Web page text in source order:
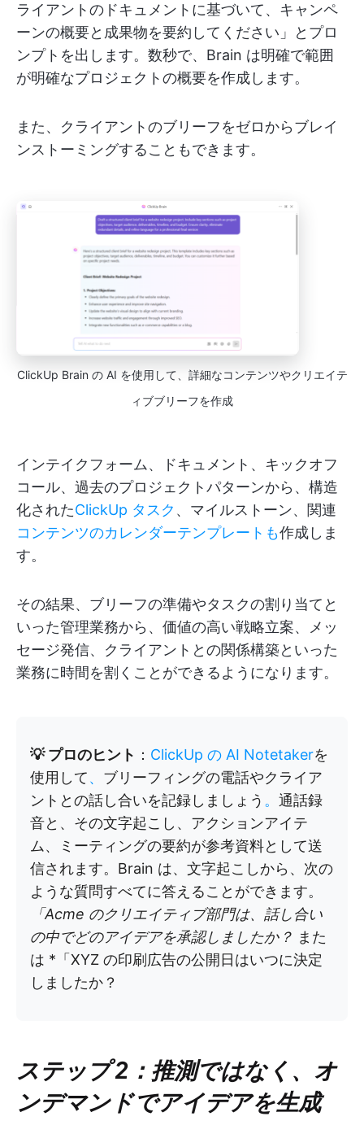
ライアントのドキュメントに基づいて、キャンペ
ーンの概要と成果物を要約してください」とプロ
ンプトを出します。数秒で、Brain は明確で範囲
が明確なプロジェクトの概要を作成します。
また、クライアントのブリーフをゼロからブレイ
ンストーミングすることもできます。
ClickUp Brain の AI を使用して、詳細なコンテンツやクリエイテ
ィブブリーフを作成
インテイクフォーム、ドキュメント、キックオフ
コール、過去のプロジェクトパターンから、構造
化されたClickUp タスク 、マイルストーン、関連
コンテンツのカレンダーテンプレートも作成しま
す。
その結果、ブリーフの準備やタスクの割り当てと
いった管理業務から、価値の高い戦略立案、メッ
セージ発信、クライアントとの関係構築といった
業務に時間を割くことができるようになります。
💡 プロのヒント ： ClickUp の AI Notetakerを
使用して、 ブリーフィングの電話やクライア
ントとの話し合いを記録しましょう 。 通話録
音と、その文字起こし、アクションアイテ
ム、ミーティングの要約が参考資料として送
信されます。Brain は、文字起こしから、次の
ような質問すべてに答えることができます。
「Acme のクリエイティブ部門は、話し合い
の中でどのアイデアを承認しましたか？ また
は *「XYZ の印刷広告の公開日はいつに決定
しましたか？
ステップ 2：推測ではなく、オ
ンデマンドでアイデアを生成